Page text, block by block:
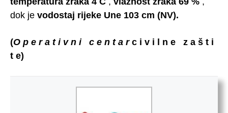
dok je vodostaj rijeke Une 103 cm (NV).
(O p e r a t i v n i c e n t a r c i v i l n e z a š t i
t e)